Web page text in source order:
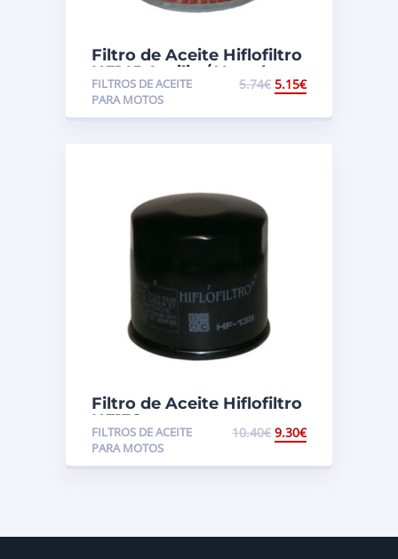
Filtro de Aceite Hiflofiltro
HF145 Aprilia / Yamaha
FILTROS DE ACEITE
PARA MOTOS
5.74€ 5.15€
Filtro de Aceite Hiflofiltro
HF138
FILTROS DE ACEITE
PARA MOTOS
10.40€ 9.30€